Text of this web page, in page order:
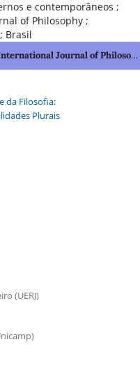
e contemporâneos ;
of Philosophy ;
Brasil
Modernos & Contemporâneos - International Journal of Philosophy [issn 2595-1211]
da Filosofia:
Plurais
(UERJ)